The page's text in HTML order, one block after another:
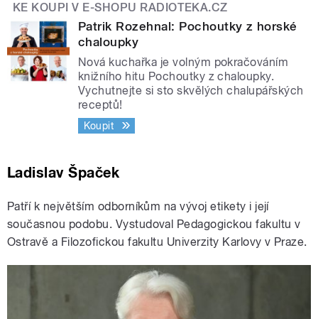
KE KOUPI V E-SHOPU RADIOTEKA.CZ
Patrik Rozehnal: Pochoutky z horské
chaloupky
Nová kuchařka je volným pokračováním
knižního hitu Pochoutky z chaloupky.
Vychutnejte si sto skvělých chalupářských
receptů!
Koupit
Ladislav Špaček
Patří k největším odborníkům na vývoj etikety i její
současnou podobu. Vystudoval Pedagogickou fakultu v
Ostravě a Filozofickou fakultu Univerzity Karlovy v Praze.